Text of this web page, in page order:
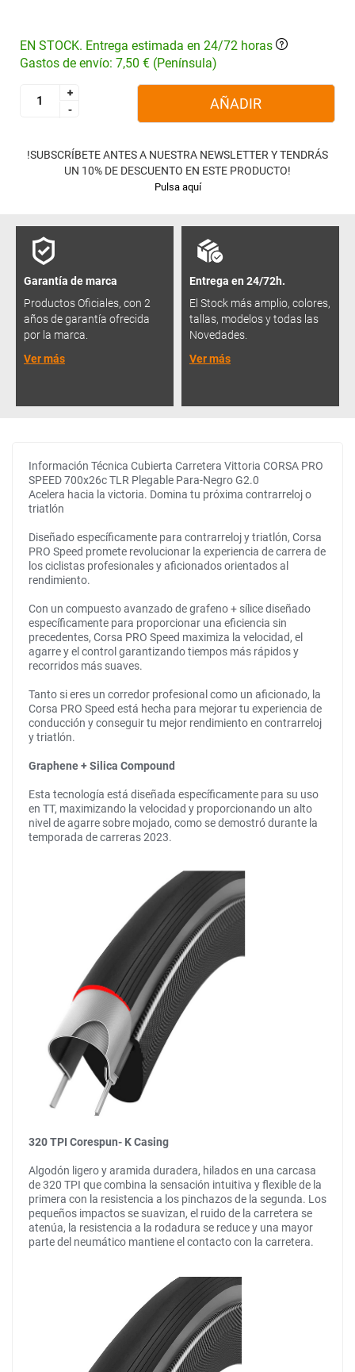
EN STOCK. Entrega estimada en 24/72 horas
Gastos de envío: 7,50 € (Península)
+
-
+
-
AÑADIR
!SUBSCRÍBETE ANTES A NUESTRA NEWSLETTER Y TENDRÁS
UN 10% DE DESCUENTO EN ESTE PRODUCTO!
Pulsa aquí
Garantía de marca
Productos Oficiales, con 2
años de garantía ofrecida
por la marca.
Ver más
Entrega en 24/72h.
El Stock más amplio, colores,
tallas, modelos y todas las
Novedades.
Ver más
Información Técnica Cubierta Carretera Vittoria CORSA PRO
SPEED 700x26c TLR Plegable Para-Negro G2.0
Acelera hacia la victoria. Domina tu próxima contrarreloj o
triatlón
Diseñado específicamente para contrarreloj y triatlón, Corsa
PRO Speed promete revolucionar la experiencia de carrera de
los ciclistas profesionales y aficionados orientados al
rendimiento.
Con un compuesto avanzado de grafeno + sílice diseñado
específicamente para proporcionar una eficiencia sin
precedentes, Corsa PRO Speed maximiza la velocidad, el
agarre y el control garantizando tiempos más rápidos y
recorridos más suaves.
Tanto si eres un corredor profesional como un aficionado, la
Corsa PRO Speed está hecha para mejorar tu experiencia de
conducción y conseguir tu mejor rendimiento en contrarreloj
y triatlón.
Graphene + Silica Compound
Esta tecnología está diseñada específicamente para su uso
en TT, maximizando la velocidad y proporcionando un alto
nivel de agarre sobre mojado, como se demostró durante la
temporada de carreras 2023.
320 TPI Corespun- K Casing
Algodón ligero y aramida duradera, hilados en una carcasa
de 320 TPI que combina la sensación intuitiva y flexible de la
primera con la resistencia a los pinchazos de la segunda. Los
pequeños impactos se suavizan, el ruido de la carretera se
atenúa, la resistencia a la rodadura se reduce y una mayor
parte del neumático mantiene el contacto con la carretera.